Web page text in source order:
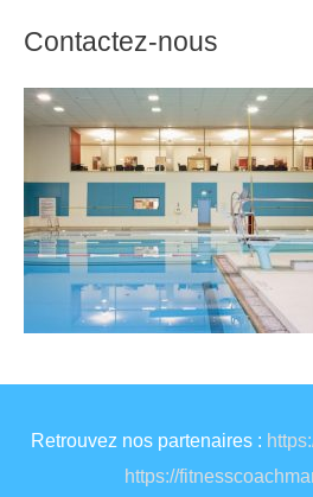
Contactez-nous
Retrouvez nos partenaires :
https://